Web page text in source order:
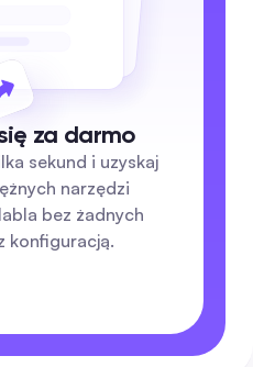
za darmo
sekund i uzyskaj
narzędzi
bez żadnych
konfiguracją.